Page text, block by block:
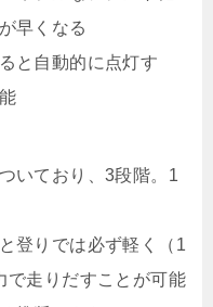
早くなる
と自動的に点灯す
いており、3段階。1
登りでは必ず軽く（1
で走りだすことが可能